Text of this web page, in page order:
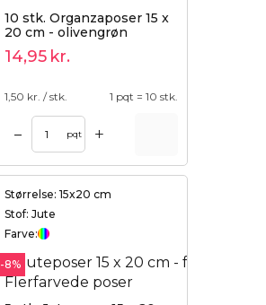
10 stk. Organzaposer 15 x
20 cm - olivengrøn
14,95 kr.
1,50 kr. / stk. 1 pqt = 10 stk.
– pqt +
Størrelse: 15x20 cm
Stof: Jute
Farve:
-8%